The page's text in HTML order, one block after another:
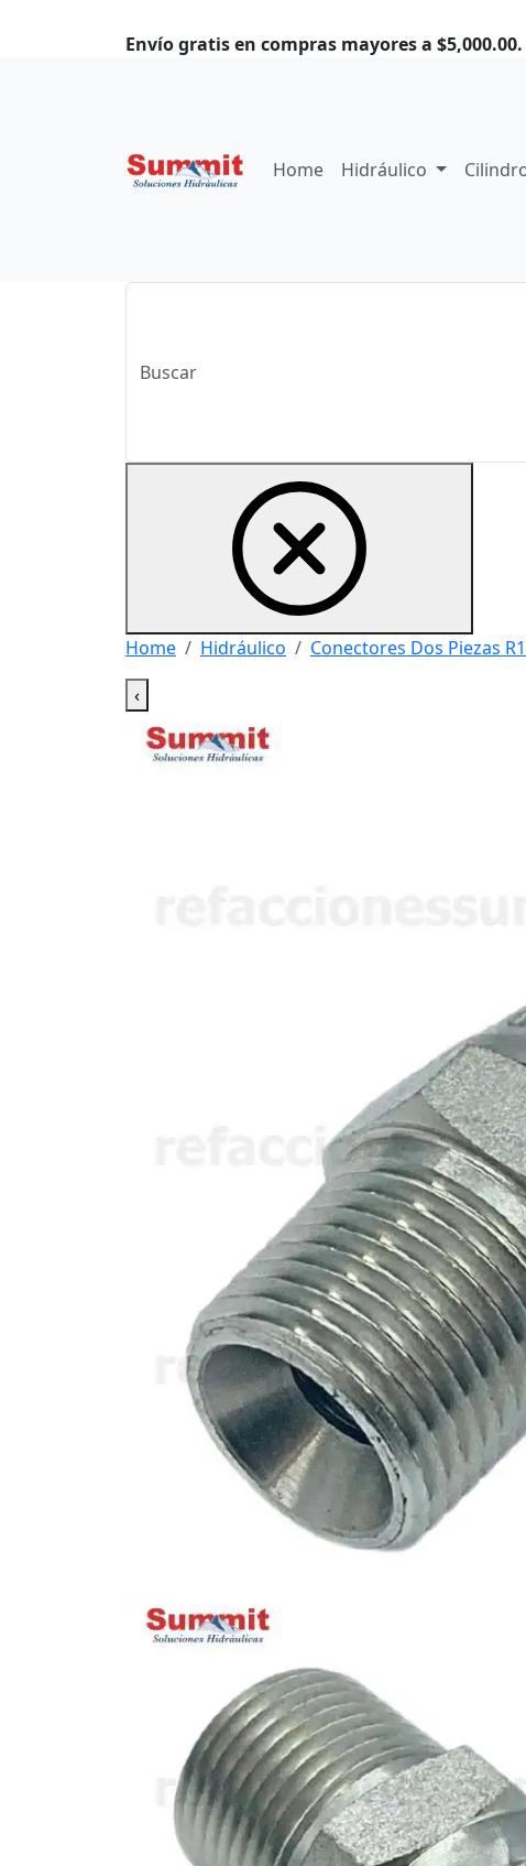
Envío gratis en compras mayores a
Home Hidráulico
Home Hidráulico Conectores Dos Piezas
‹